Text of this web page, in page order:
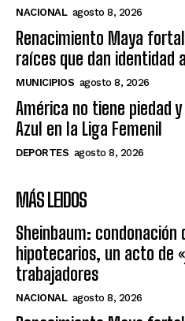
NACIONAL agosto 8, 2026
Renacimiento Maya
raíces que dan identidad
MUNICIPIOS agosto 8, 2026
América no tiene piedad
Azul en la Liga Femenil
DEPORTES agosto 8, 2026
MÁS LEIDOS
Sheinbaum: condonación
hipotecarios, un acto de
trabajadores
NACIONAL agosto 8, 2026